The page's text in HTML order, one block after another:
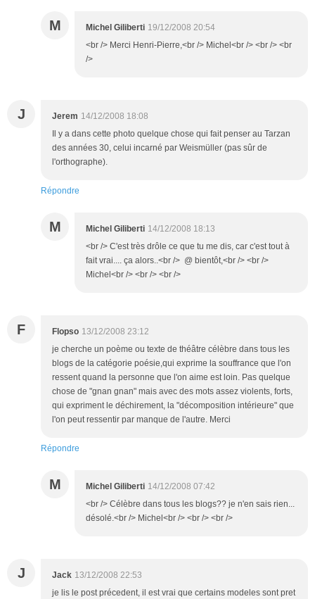
M Michel Giliberti 19/12/2008 20:54
<br /> Merci Henri-Pierre,<br /> Michel<br /> <br /> <br
/>
J Jerem 14/12/2008 18:08
Il y a dans cette photo quelque chose qui fait penser au Tarzan
des années 30, celui incarné par Weismüller (pas sûr de
l'orthographe).
Répondre
M Michel Giliberti 14/12/2008 18:13
<br /> C'est très drôle ce que tu me dis, car c'est tout à
fait vrai.... ça alors..<br /> @ bientôt,<br /> <br />
Michel<br /> <br /> <br />
F Flopso 13/12/2008 23:12
je cherche un poème ou texte de théâtre célèbre dans tous les
blogs de la catégorie poésie,qui exprime la souffrance que l'on
ressent quand la personne que l'on aime est loin. Pas quelque
chose de "gnan gnan" mais avec des mots assez violents, forts,
qui expriment le déchirement, la "décomposition intérieure" que
l'on peut ressentir par manque de l'autre. Merci
Répondre
M Michel Giliberti 14/12/2008 07:42
<br /> Célèbre dans tous les blogs?? je n'en sais rien...
désolé.<br /> Michel<br /> <br /> <br />
J Jack 13/12/2008 22:53
je lis le post précedent, il est vrai que certains modeles sont pret